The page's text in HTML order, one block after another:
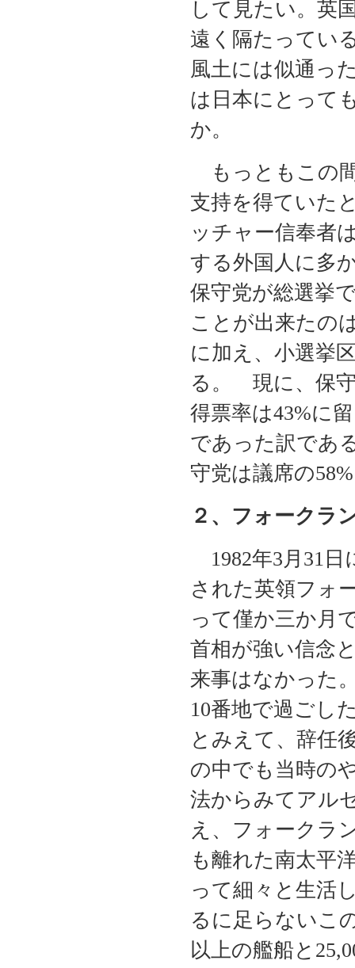
して見たい。英
遠く隔たってい
風土には似通っ
は日本にとって
か。
もっともこの
支持を得ていた
ッチャー信奉者
する外国人に多
保守党が総選挙
ことが出来たの
に加え、小選挙
る。 現に、保守
得票率は43%に
であった訳であ
守党は議席の
２、フォークラ
1982年3月31日
された英領フォ
って僅か三か月
首相が強い信念
来事はなかった
10番地で過ごし
とみえて、辞任
の中でも当時の
法からみてアル
え、フォークラ
も離れた南太平
って細々と生活
るに足らないこ
以上の艦船と